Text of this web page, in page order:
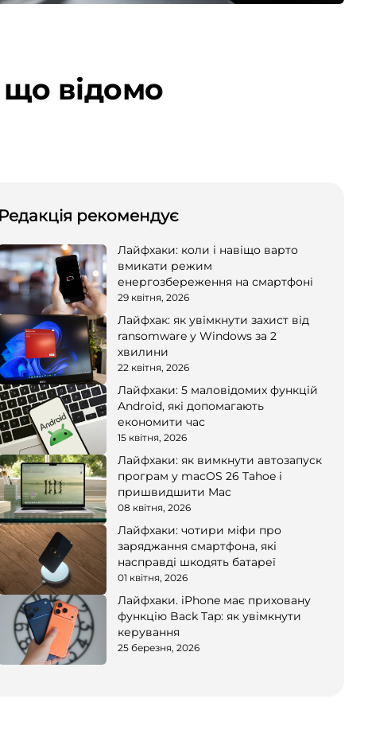
відомо
Редакція рекомендує
Лайфхаки: коли і навіщо варто
вмикати режим
енергозбереження на смартфоні
29 квітня, 2026
Лайфхак: як увімкнути захист від
ransomware у Windows за 2
хвилини
22 квітня, 2026
Лайфхаки: 5 маловідомих функцій
Android, які допомагають
економити час
15 квітня, 2026
Лайфхаки: як вимкнути автозапуск
програм у macOS 26 Tahoe і
пришвидшити Mac
08 квітня, 2026
Лайфхаки: чотири міфи про
заряджання смартфона, які
насправді шкодять батареї
01 квітня, 2026
Лайфхаки. iPhone має приховану
функцію Back Tap: як увімкнути
керування
25 березня, 2026